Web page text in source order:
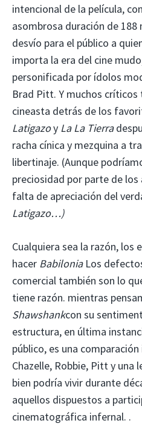
intencional de la película,
asombrosa duración de
desvío para el público a
importa la era del cine
personificada por ídolos
Brad Pitt. Y muchos
cineasta detrás de los
Latigazoy La La Tierra
racha cínica y mezquina a
libertinaje. (Aunque
preciosidad por parte de
falta de apreciación del
Latigazo…)
Cualquiera sea la razón, los
hacer Babilonia Los
comercial también son lo
tiene razón. mientras
Shawshankcon su
estructura, en última
público, es una
Chazelle, Robbie, Pitt y
bien podría vivir durante
aquellos dispuestos a
cinematográfica infernal. .